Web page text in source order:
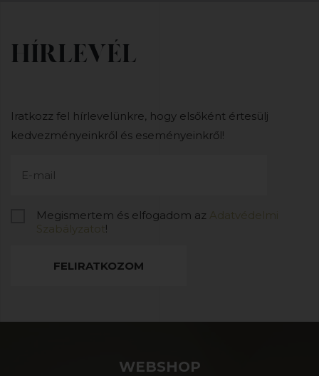
HÍRLEVÉL
Iratkozz fel hírlevelünkre, hogy elsőként értesülj
kedvezményeinkről és eseményeinkről!
Megismertem és elfogadom az Adatvédelmi
Szabályzatot !
FELIRATKOZOM
WEBSHOP